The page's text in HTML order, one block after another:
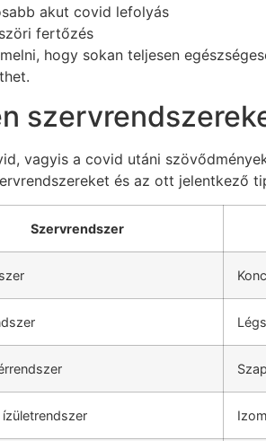
akut covid lefolyás
fertőzés
hogy sokan teljesen
vagyis a covid utáni
és az ott jelentkező
Szervrendszer